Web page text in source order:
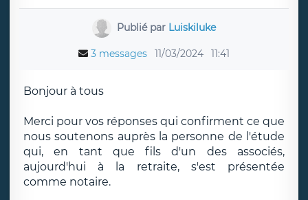
Publié par Luiskiluke
3 messages 11/03/2024 11:41
Bonjour à tous
Merci pour vos réponses qui confirment ce que
nous soutenons auprès la personne de l'étude
qui, en tant que fils d'un des associés,
aujourd'hui à la retraite, s'est présentée
comme notaire.